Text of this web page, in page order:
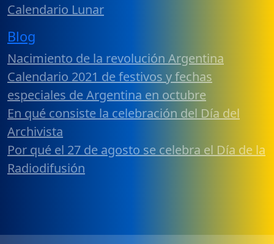
Calendario Lunar
Blog
Nacimiento de la revolución Argentina
Calendario 2021 de festivos y fechas
especiales de Argentina en octubre
En qué consiste la celebración del Día del
Archivista
Por qué el 27 de agosto se celebra el Día de la
Radiodifusión